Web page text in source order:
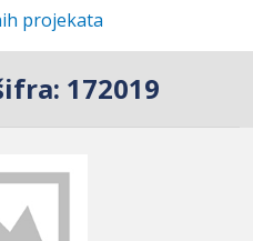
projekata
172019